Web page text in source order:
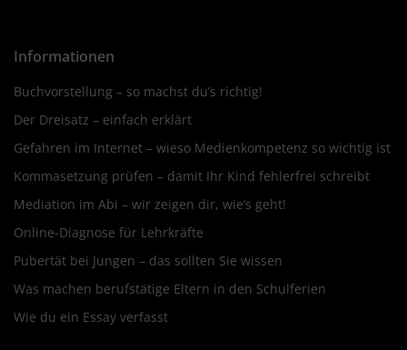
Informationen
Buchvorstellung – so machst du’s richtig!
Der Dreisatz – einfach erklärt
Gefahren im Internet – wieso Medienkompetenz so wichtig ist
Kommasetzung prüfen – damit Ihr Kind fehlerfrei schreibt
Mediation im Abi – wir zeigen dir, wie’s geht!
Online-Diagnose für Lehrkräfte
Pubertät bei Jungen – das sollten Sie wissen
Was machen berufstätige Eltern in den Schulferien
Wie du ein Essay verfasst